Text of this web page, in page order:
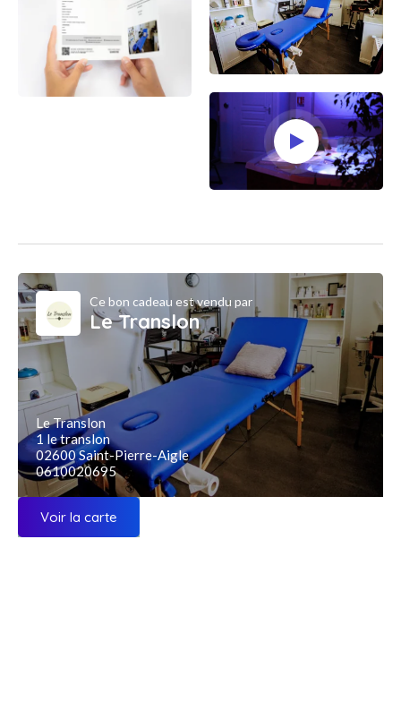
Ce bon cadeau est vendu par
Le Translon
Le Translon
1 le translon
02600 Saint-Pierre-Aigle
0610020695
Voir la carte